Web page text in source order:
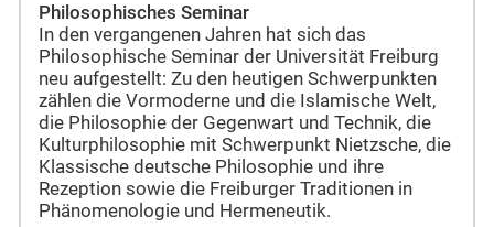
Philosophisches Seminar
In den vergangenen Jahren hat sich das
Philosophische Seminar der Universität Freiburg
neu aufgestellt: Zu den heutigen Schwerpunkten
zählen die Vormoderne und die Islamische Welt,
die Philosophie der Gegenwart und Technik, die
Kulturphilosophie mit Schwerpunkt Nietzsche, die
Klassische deutsche Philosophie und ihre
Rezeption sowie die Freiburger Traditionen in
Phänomenologie und Hermeneutik.